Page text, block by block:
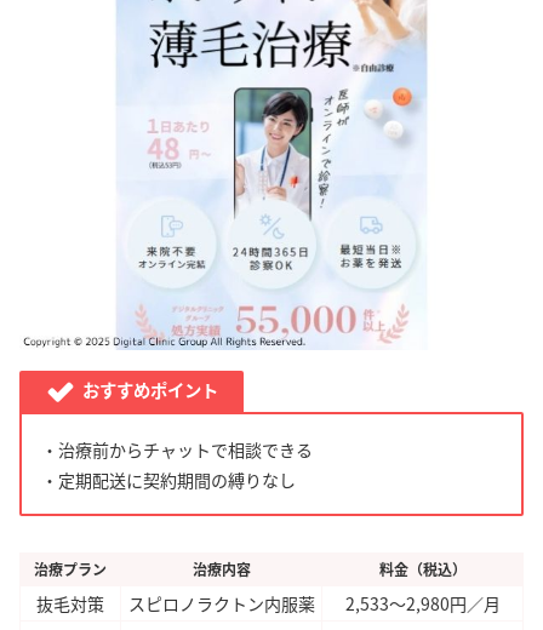
おすすめポイント
・治療前からチャットで相談できる
・定期配送に契約期間の縛りなし
治療プラン 治療内容 料金（税込）
抜毛対策 スピロノラクトン内服薬
2,533～2,980円／月